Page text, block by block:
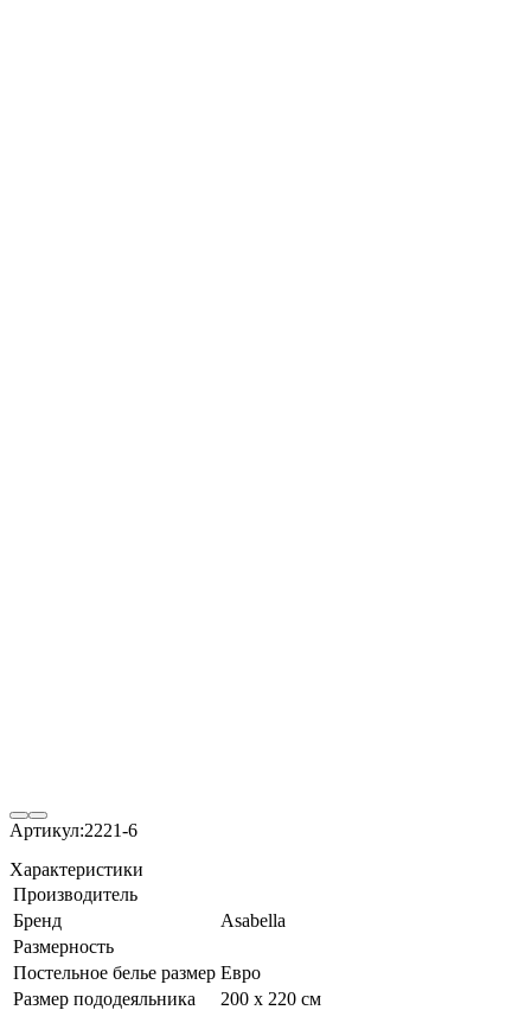
Артикул:2221-6
Характеристики
Производитель
Бренд
Asabella
Размерность
Постельное белье размер Евро
Размер пододеяльника
200 х 220 см